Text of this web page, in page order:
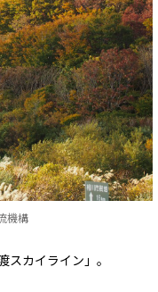
機構
スカイライン」。